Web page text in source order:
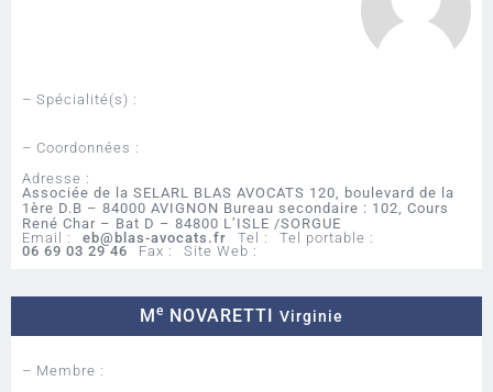
– Spécialité(s) :
– Coordonnées :
Adresse :
Associée de la SELARL BLAS AVOCATS 120, boulevard de la
1ère D.B – 84000 AVIGNON Bureau secondaire : 102, Cours
René Char – Bat D – 84800 L’ISLE /SORGUE
Email :
eb@blas-avocats.fr Tel :
Tel portable :
06 69 03 29 46
Fax : Site Web :
Me NOVARETTI Virginie
– Membre :